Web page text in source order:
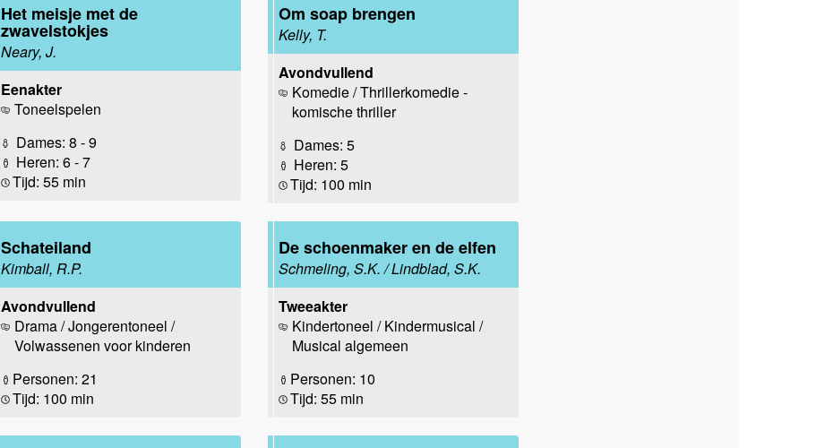
Het meisje met de
zwavelstokjes
Neary, J.
Eenakter
Toneelspelen
Dames: 8 - 9
Heren: 6 - 7
Tijd: 55 min
Om soap brengen
Kelly, T.
Avondvullend
Komedie / Thrillerkomedie -
komische thriller
Dames: 5
Heren: 5
Tijd: 100 min
Schateiland
Kimball, R.P.
Avondvullend
Drama / Jongerentoneel /
Volwassenen voor kinderen
Personen: 21
Tijd: 100 min
De schoenmaker en de elfen
Schmeling, S.K. / Lindblad, S.K.
Tweeakter
Kindertoneel / Kindermusical /
Musical algemeen
Personen: 10
Tijd: 55 min